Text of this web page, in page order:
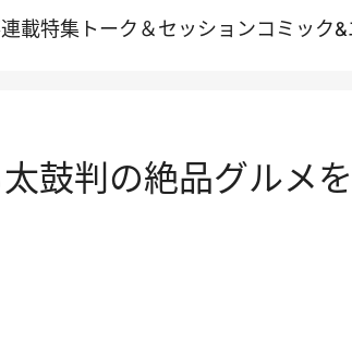
連載特集 トーク＆セッションコミック
鼓判の絶品グルメ